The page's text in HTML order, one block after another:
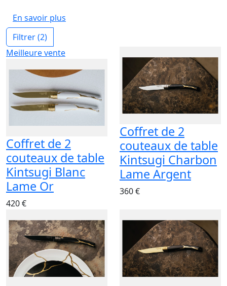
En savoir plus
Filtrer(2)
Meilleure vente
Coffret de 2
couteaux de table
Kintsugi Blanc
Lame Or
420 €
Coffret de 2
couteaux de table
Kintsugi Charbon
Lame Argent
360 €